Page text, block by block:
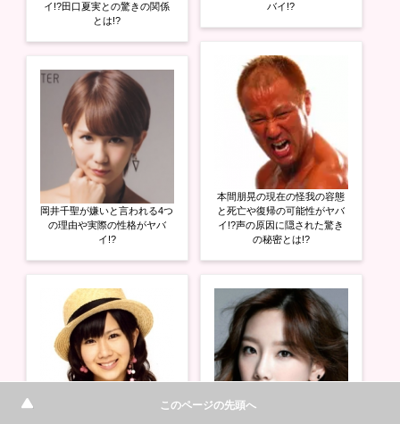
イ!?田口夏実との驚きの関係
とは!?
岡井千聖が嫌いと言われる4つ
の理由や実際の性格がヤバ
イ!?
バイ!?
本間朋晃の現在の怪我の容態
と死亡や復帰の可能性がヤバ
イ!?声の原因に隠された驚き
の秘密とは!?
このページの先頭へ